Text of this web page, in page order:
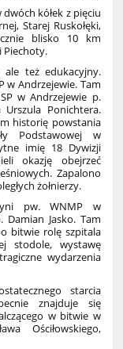
dwóch kółek z pięciu
Starej Ruskołęki,
blisko 10 km
Piechoty.
ale też edukacyjny.
w Andrzejewie. Tam
w Andrzejewie p.
Ponichtera.
historię powstania
Podstawowej w
imię 18 Dywizji
okazję obejrzeć
Zapalono
żołnierzy.
pw. WNMP w
Damian Jasko. Tam
bitwie rolę szpitala
stodole, wystawę
wydarzenia
starcia
znajduje się
w bitwie w
Ościłowskiego,